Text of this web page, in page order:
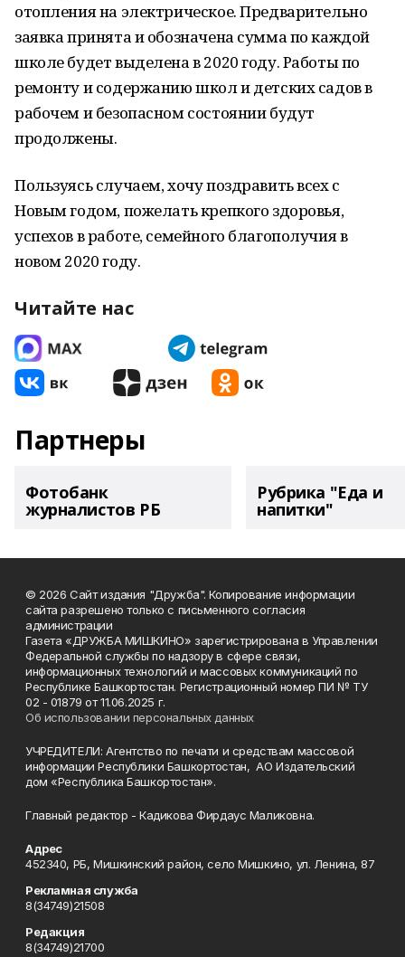
отопления на электрическое. Предварительно
заявка принята и обозначена сумма по каждой
школе будет выделена в 2020 году. Работы по
ремонту и содержанию школ и детских садов в
рабочем и безопасном состоянии будут
продолжены.
Пользуясь случаем, хочу поздравить всех с
Новым годом, пожелать крепкого здоровья,
успехов в работе, семейного благополучия в
новом 2020 году.
Читайте нас
Партнеры
Фотобанк
журналистов РБ
Рубрика "Еда и
напитки"
© 2026 Сайт издания "Дружба". Копирование информации
сайта разрешено только с письменного согласия
администрации
Газета «ДРУЖБА МИШКИНО» зарегистрирована в Управлении
Федеральной службы по надзору в сфере связи,
информационных технологий и массовых коммуникаций по
Республике Башкортостан. Регистрационный номер ПИ № ТУ
02 - 01879 от 11.06.2025 г.
Об использовании персональных данных
УЧРЕДИТЕЛИ: Агентство по печати и средствам массовой
информации Республики Башкортостан, АО Издательский
дом «Республика Башкортостан».
Главный редактор - Кадикова Фирдаус Маликовна.
Адрес
452340, РБ, Мишкинский район, село Мишкино, ул. Ленина, 87
Рекламная служба
8(34749)21508
Редакция
8(34749)21700